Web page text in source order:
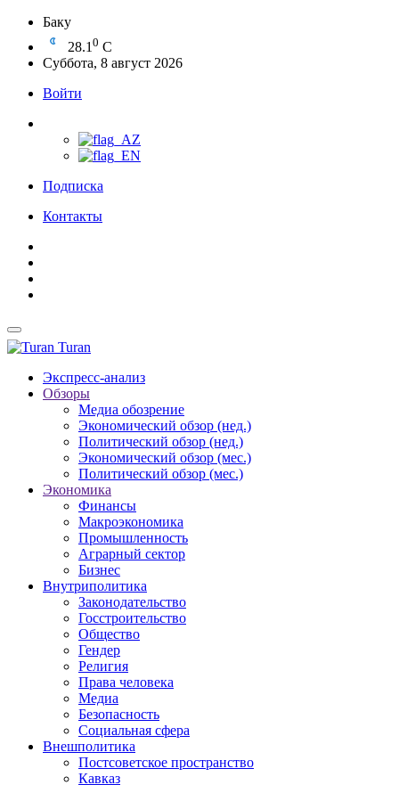
Баку
28.1 0 C
Суббота, 8 август 2026
Войти
Подписка
Контакты
Turan
Экспресс-анализ
Обзоры
Медиа обозрение
Экономический обзор (нед.)
Политический обзор (нед.)
Экономический обзор (мес.)
Политический обзор (мес.)
Экономика
Финансы
Макроэкономика
Промышленность
Аграрный сектор
Бизнес
Внутриполитика
Законодательство
Госстроительство
Общество
Гендер
Религия
Права человека
Медиа
Безопасность
Социальная сфера
Внешполитика
Постсоветское пространство
Кавказ